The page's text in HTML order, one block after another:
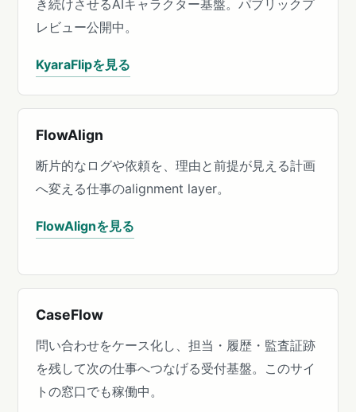
き続けさせるAIキャラクター基盤。パブリックプ
レビュー公開中。
KyaraFlipを見る
FlowAlign
断片的なログや依頼を、理由と前提が見える計画
へ変える仕事のalignment layer。
FlowAlignを見る
CaseFlow
問い合わせをケース化し、担当・履歴・監査証跡
を残して次の仕事へつなげる受付基盤。このサイ
トの窓口でも稼働中。